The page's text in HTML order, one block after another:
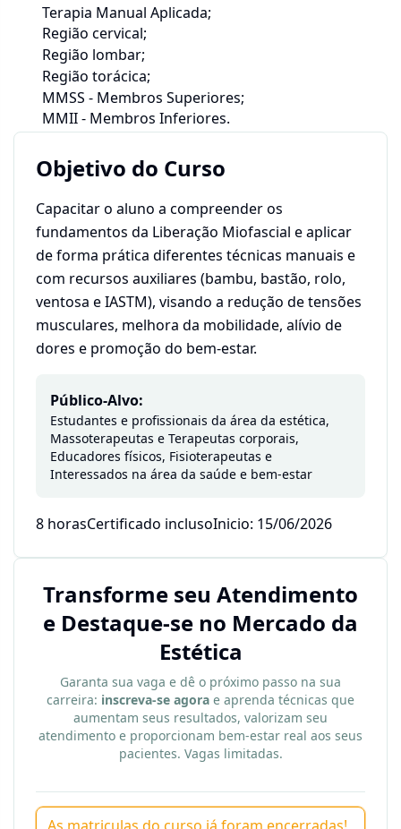
Terapia Manual Aplicada;
Região cervical;
Região lombar;
Região torácica;
MMSS - Membros Superiores;
MMII - Membros Inferiores.
Objetivo do Curso
Capacitar o aluno a compreender os
fundamentos da Liberação Miofascial e aplicar
de forma prática diferentes técnicas manuais e
com recursos auxiliares (bambu, bastão, rolo,
ventosa e IASTM), visando a redução de tensões
musculares, melhora da mobilidade, alívio de
dores e promoção do bem-estar.
Público-Alvo:
Estudantes e profissionais da área da estética,
Massoterapeutas e Terapeutas corporais,
Educadores físicos, Fisioterapeutas e
Interessados na área da saúde e bem-estar
8 horasCertificado inclusoInicio: 15/06/2026
Transforme seu Atendimento
e Destaque-se no Mercado da
Estética
Garanta sua vaga e dê o próximo passo na sua
carreira: inscreva-se agora e aprenda técnicas que
aumentam seus resultados, valorizam seu
atendimento e proporcionam bem-estar real aos seus
pacientes. Vagas limitadas.